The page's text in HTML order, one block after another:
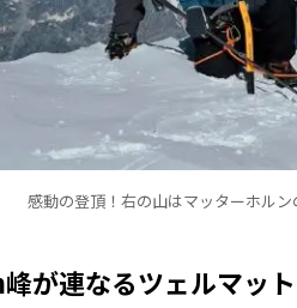
感動の登頂！右の山はマッターホル
が連なるツェルマッ